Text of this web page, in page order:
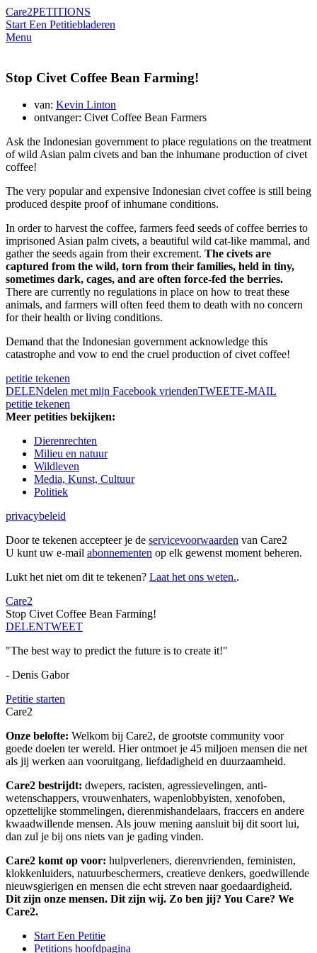
Care2PETITIONS
Start Een Petitiebladeren
Menu
Stop Civet Coffee Bean Farming!
van: Kevin Linton
ontvanger: Civet Coffee Bean Farmers
Ask the Indonesian government to place regulations on the treatment
of wild Asian palm civets and ban the inhumane production of civet
coffee!
The very popular and expensive Indonesian civet coffee is still being
produced despite proof of inhumane conditions.
In order to harvest the coffee, farmers feed seeds of coffee berries to
imprisoned Asian palm civets, a beautiful wild cat-like mammal, and
gather the seeds again from their excrement. The civets are
captured from the wild, torn from their families, held in tiny,
sometimes dark, cages, and are often force-fed the berries.
There are currently no regulations in place on how to treat these
animals, and farmers will often feed them to death with no concern
for their health or living conditions.
Demand that the Indonesian government acknowledge this
catastrophe and vow to end the cruel production of civet coffee!
petitie tekenen
DELENdelen met mijn Facebook vriendenTWEETE-MAIL
petitie tekenen
Meer petities bekijken:
Dierenrechten
Milieu en natuur
Wildleven
Media, Kunst, Cultuur
Politiek
privacybeleid
Door te tekenen accepteer je de servicevoorwaarden van Care2
U kunt uw e-mail abonnementen op elk gewenst moment beheren.
Lukt het niet om dit te tekenen? Laat het ons weten..
Care2
Stop Civet Coffee Bean Farming!
DELENTWEET
"The best way to predict the future is to create it!"
- Denis Gabor
Petitie starten
Care2
Onze belofte: Welkom bij Care2, de grootste community voor
goede doelen ter wereld. Hier ontmoet je 45 miljoen mensen die net
als jij werken aan vooruitgang, liefdadigheid en duurzaamheid.
Care2 bestrijdt: dwepers, racisten, agressievelingen, anti-
wetenschappers, vrouwenhaters, wapenlobbyisten, xenofoben,
opzettelijke stommelingen, dierenmishandelaars, fraccers en andere
kwaadwillende mensen. Als jouw mening aansluit bij dit soort lui,
dan zul je bij ons niets van je gading vinden.
Care2 komt op voor: hulpverleners, dierenvrienden, feministen,
klokkenluiders, natuurbeschermers, creatieve denkers, goedwillende
nieuwsgierigen en mensen die echt streven naar goedaardigheid.
Dit zijn onze mensen. Dit zijn wij. Zo ben jij? You Care? We
Care2.
Start Een Petitie
Petitions hoofdpagina